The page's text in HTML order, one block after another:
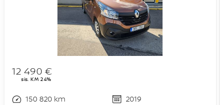
12 490 €
sis. KM 24%
150 820 km
2019